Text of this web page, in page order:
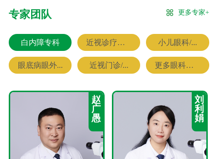
专家团队 更多专家+
白内障专科 近视诊疗专科 小儿眼科/...
眼底病眼外... 近视门诊/... 更多眼科专家
赵
广
愚
刘
利
娟